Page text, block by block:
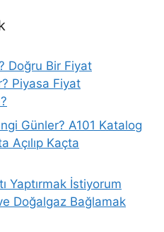
Doğru Bir Fiyat
Piyasa Fiyat
Günler? A101 Katalog
Açılıp Kaçta
Yaptırmak İstiyorum
Doğalgaz Bağlamak